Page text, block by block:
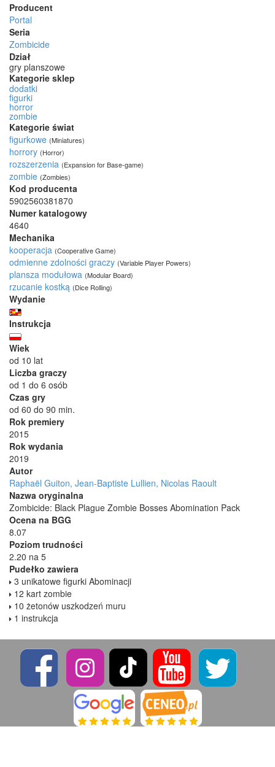
Producent
Portal
Seria
Zombicide
Dział
gry planszowe
Kategorie sklep
dodatki
figurki
horror
zombie
Kategorie świat
figurkowe (Miniatures)
horrory (Horror)
rozszerzenia (Expansion for Base-game)
zombie (Zombies)
Kod producenta
5902560381870
Numer katalogowy
4640
Mechanika
kooperacja (Cooperative Game)
odmienne zdolności graczy (Variable Player Powers)
plansza modułowa (Modular Board)
rzucanie kostką (Dice Rolling)
Wydanie
Instrukcja
Wiek
od 10 lat
Liczba graczy
od 1 do 6 osób
Czas gry
od 60 do 90 min.
Rok premiery
2015
Rok wydania
2019
Autor
Raphaël Guiton, Jean-Baptiste Lullien, Nicolas Raoult
Nazwa oryginalna
Zombicide: Black Plague Zombie Bosses Abomination Pack
Ocena na BGG
8.07
Poziom trudności
2.20 na 5
Pudełko zawiera
3 unikatowe figurki Abominacji
12 kart zombie
10 żetonów uszkodzeń muru
1 instrukcja